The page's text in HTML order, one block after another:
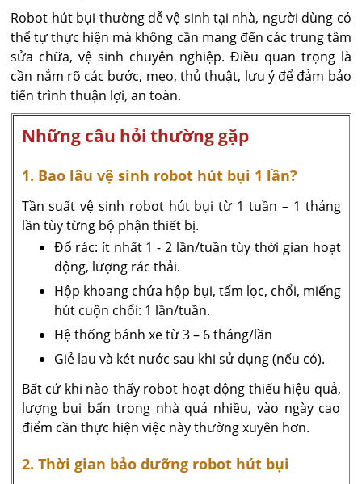
Robot hút bụi thường dễ vệ sinh tại nhà, người dùng có
thể tự thực hiện mà không cần mang đến các trung tâm
sửa chữa, vệ sinh chuyên nghiệp. Điều quan trọng là
cần nắm rõ các bước, mẹo, thủ thuật, lưu ý để đảm bảo
tiến trình thuận lợi, an toàn.
Những câu hỏi thường gặp
1. Bao lâu vệ sinh robot hút bụi 1 lần?
Tần suất vệ sinh robot hút bụi từ 1 tuần – 1 tháng
lần tùy từng bộ phận thiết bị.
Đổ rác: ít nhất 1 - 2 lần/tuần tùy thời gian hoạt
động, lượng rác thải.
Hộp khoang chứa hộp bụi, tấm lọc, chổi, miếng
hút cuộn chổi: 1 lần/tuần.
Hệ thống bánh xe từ 3 – 6 tháng/lần
Giẻ lau và két nước sau khi sử dụng (nếu có).
Bất cứ khi nào thấy robot hoạt động thiếu hiệu quả,
lượng bụi bẩn trong nhà quá nhiều, vào ngày cao
điểm cần thực hiện việc này thường xuyên hơn.
2. Thời gian bảo dưỡng robot hút bụi